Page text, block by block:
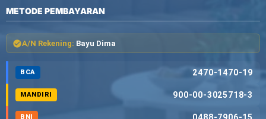
METODE PEMBAYARAN
A/N Rekening: Bayu Dima
BCA 2470-1470-19
MANDIRI 900-00-3025718-3
BNI 0488-7906-15